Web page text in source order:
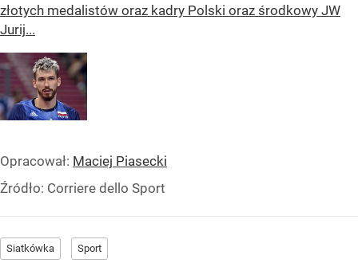
złotych medalistów oraz kadry Polski oraz środkowy JW
Jurij...
Opracował: Maciej Piasecki
Źródło: Corriere dello Sport
Siatkówka Sport